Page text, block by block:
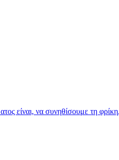
είναι, να συνηθίσουμε τη